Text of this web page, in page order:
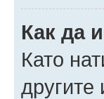
Как да
Като
другите